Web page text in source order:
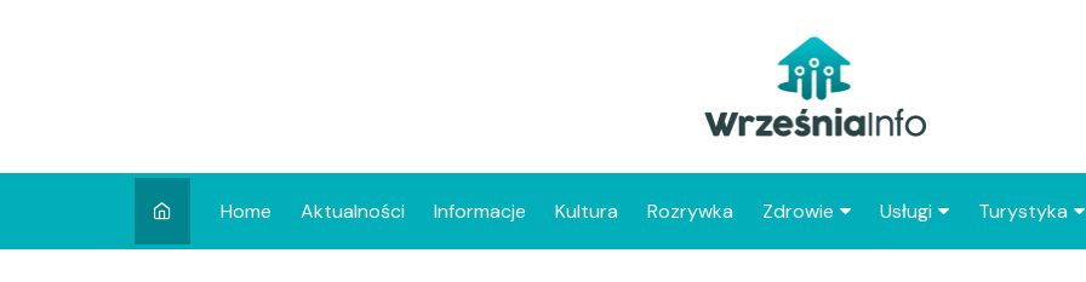
Home Aktualności Informacje Kultura Rozrywka Zdrowie Usługi Turystyka